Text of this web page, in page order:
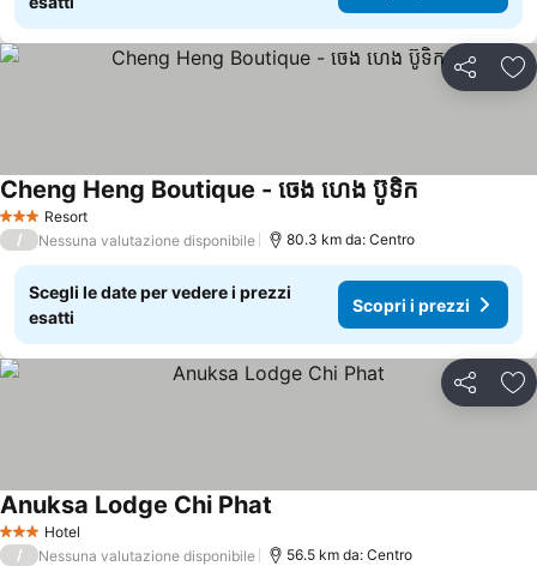
Condividi
3 StelleResort
Cheng Heng Boutique - ចេង ហេង ប៊ូទិក
/ Nessuna valutazione disponibile 80.3 km da: Centro
Scegli le date per vedere i prezzi
esatti
Scopri i prezzi
Condividi
3 StelleHotel
Anuksa Lodge Chi Phat
/ Nessuna valutazione disponibile 56.5 km da: Centro